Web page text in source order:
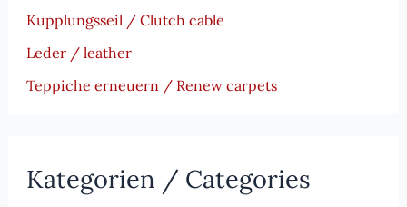
Kupplungsseil / Clutch cable
Leder / leather
Teppiche erneuern / Renew carpets
Kategorien / Categories